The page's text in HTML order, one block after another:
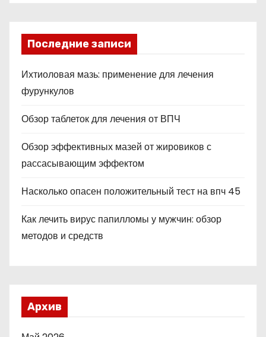
Последние записи
Ихтиоловая мазь: применение для лечения
фурункулов
Обзор таблеток для лечения от ВПЧ
Обзор эффективных мазей от жировиков с
рассасывающим эффектом
Насколько опасен положительный тест на впч 45
Как лечить вирус папилломы у мужчин: обзор
методов и средств
Архив